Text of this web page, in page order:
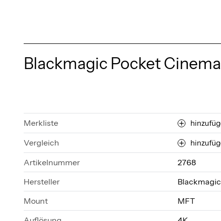
Blackmagic Pocket
Merkliste
Vergleich
Artikelnummer
2768
Hersteller
Blackmagic
Mount
MFT